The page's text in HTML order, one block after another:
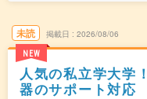
未読
NEW
掲載日 2026/08/06
人気の私立学大学
器のサポート対応